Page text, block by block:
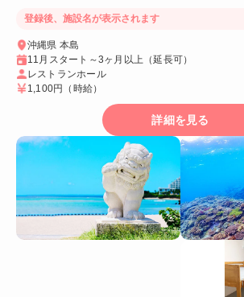
登録後、施設名が表示されます
沖縄県 本島
11月スタート～3ヶ月以上（延長可）
レストランホール
1,100円
（時給）
詳細を見る